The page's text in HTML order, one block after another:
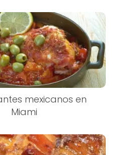
mexicanos en
Miami